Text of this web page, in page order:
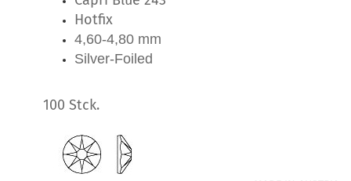
Hotfix
4,60-4,80 mm
Silver-Foiled
100 Stck.